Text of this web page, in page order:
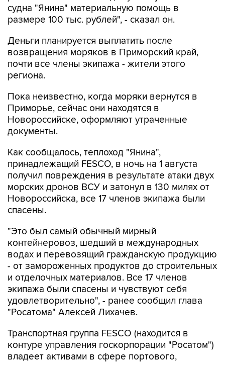
судна "Янина" материальную помощь в
размере 100 тыс. рублей", - сказал он.
Деньги планируется выплатить после
возвращения моряков в Приморский край,
почти все члены экипажа - жители этого
региона.
Пока неизвестно, когда моряки вернутся в
Приморье, сейчас они находятся в
Новороссийске, оформляют утраченные
документы.
Как сообщалось, теплоход "Янина",
принадлежащий FESCO, в ночь на 1 августа
получил повреждения в результате атаки двух
морских дронов ВСУ и затонул в 130 милях от
Новороссийска, все 17 членов экипажа были
спасены.
"Это был самый обычный мирный
контейнеровоз, шедший в международных
водах и перевозящий гражданскую продукцию
- от замороженных продуктов до строительных
и отделочных материалов. Все 17 членов
экипажа были спасены и чувствуют себя
удовлетворительно", - ранее сообщил глава
"Росатома" Алексей Лихачев.
Транспортная группа FESCO (находится в
контуре управления госкорпорации "Росатом")
владеет активами в сфере портового,